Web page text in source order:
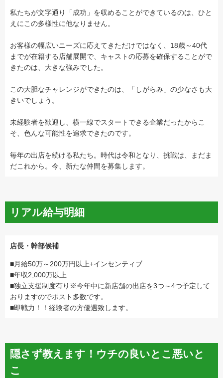
私たちが文字通り「成功」を収めることができているのは、ひと
えにこの多様性に他なりません。
お客様の幅広いニーズに応えてきただけではなく、18歳～40代
までが在籍する店舗展開で、キャストの応募を確保することがで
きたのは、大きな強みでした。
この大胆なチャレンジができたのは、「しがらみ」の少なさも大
きいでしょう。
未経験者を歓迎し、横一線でスタートできる企業だったからこ
そ、色んな可能性を追求できたのです。
毎年の出店を続ける私たち。時代は令和となり、挑戦は、まだま
だこれから。今、新たな仲間を募集します。
リアル給与明細
店長・幹部候補
■月給50万～200万円以上+インセンティブ
■年収2,000万以上
■独立支援制度有り※今年中に新店舗の出店を3つ～4つ予定して
おりますのでポスト多数です。
■即戦力！！経験者の方優遇致します。
隠さず教えます！ウチの良いとこ悪いと
こ